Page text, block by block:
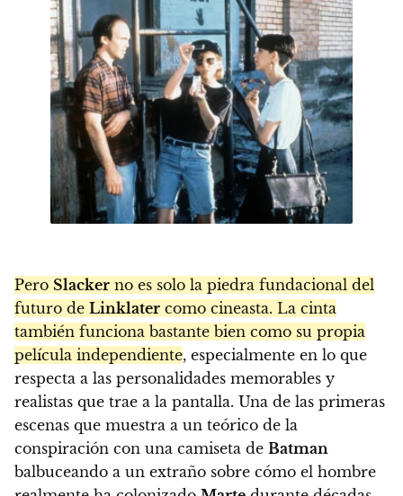
Pero Slacker no es solo la piedra fundacional del
futuro de Linklater como cineasta. La cinta
también funciona bastante bien como su propia
película independiente, especialmente en lo que
respecta a las personalidades memorables y
realistas que trae a la pantalla. Una de las primeras
escenas que muestra a un teórico de la
conspiración con una camiseta de Batman
balbuceando a un extraño sobre cómo el hombre